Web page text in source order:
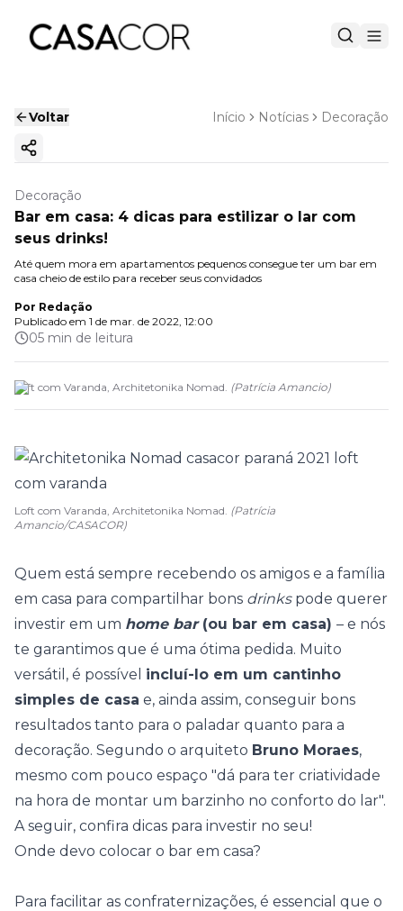
Voltar Início Notícias Decoração
Copiar link
Decoração
Bar em casa: 4 dicas para estilizar o lar com
seus drinks!
Até quem mora em apartamentos pequenos consegue ter um bar em
casa cheio de estilo para receber seus convidados
Por Redação
Publicado em 1 de mar. de 2022, 12:00
05 min de leitura
Loft com Varanda, Architetonika Nomad. (Patrícia Amancio)
Loft com Varanda, Architetonika Nomad. (Patrícia
Amancio/CASACOR)
Quem está sempre recebendo os amigos e a família
em casa para compartilhar bons drinkspode querer
investir em um home bar(ou bar em casa) – e nós
te garantimos que é uma ótima pedida. Muito
versátil, é possível incluí-lo em um cantinho
simples de casa e, ainda assim, conseguir bons
resultados tanto para o paladar quanto para a
decoração. Segundo o arquiteto Bruno Moraes,
mesmo com pouco espaço "dá para ter criatividade
na hora de montar um barzinho no conforto do lar".
A seguir, confira dicas para investir no seu!
Onde devo colocar o bar em casa?
Para facilitar as confraternizações, é essencial que o